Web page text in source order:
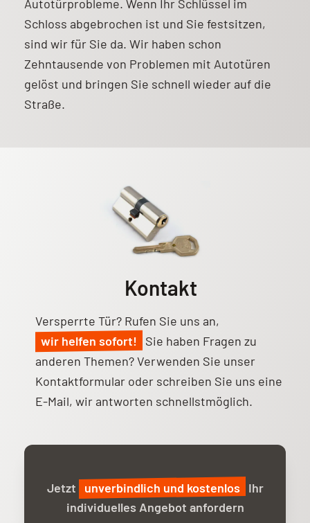
Autotürprobleme. Wenn Ihr Schlüssel im
Schloss abgebrochen ist und Sie festsitzen,
sind wir für Sie da. Wir haben schon
Zehntausende von Problemen mit Autotüren
gelöst und bringen Sie schnell wieder auf die
Straße.
Kontakt
Versperrte Tür? Rufen Sie uns an,
wir helfen sofort!
Sie haben Fragen zu
anderen Themen? Verwenden Sie unser
Kontaktformular oder schreiben Sie uns eine
E-Mail, wir antworten schnellstmöglich.
Jetzt unverbindlich und kostenlos
Ihr
individuelles Angebot anfordern